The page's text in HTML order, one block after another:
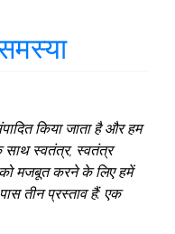
किया जाता है और हम
साथ स्वतंत्र, स्वतंत्र
को मजबूत करने के लिए हमें
तीन प्रस्ताव हैं: एक